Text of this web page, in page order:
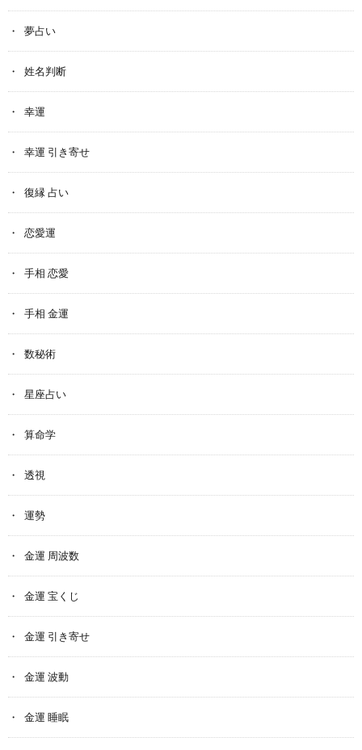
夢占い
姓名判断
幸運
幸運 引き寄せ
復縁 占い
恋愛運
手相 恋愛
手相 金運
数秘術
星座占い
算命学
透視
運勢
金運 周波数
金運 宝くじ
金運 引き寄せ
金運 波動
金運 睡眠